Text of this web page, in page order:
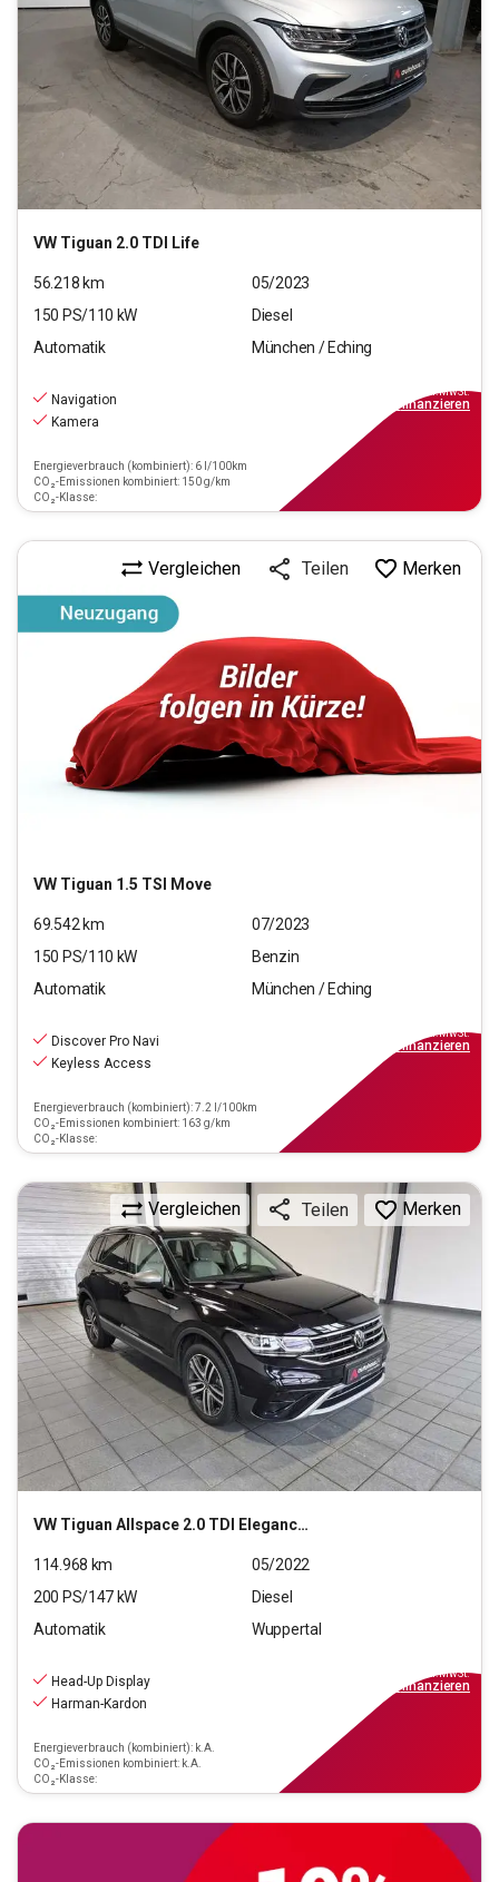
VW Tiguan 2.0 TDI Life
56.218 km
05/2023
150 PS/110 kW
Diesel
Automatik
München / Eching
Navigation
Kamera
Energieverbrauch (kombiniert): 6 l/100km
CO₂-Emissionen kombiniert: 150 g/km
CO₂-Klasse:
inkl.MwSt.
finanzieren
VW Tiguan 1.5 TSI Move
Vergleichen Teilen Merken
69.542 km
07/2023
150 PS/110 kW
Benzin
Automatik
München / Eching
Discover Pro Navi
Keyless Access
Energieverbrauch (kombiniert): 7.2 l/100km
CO₂-Emissionen kombiniert: 163 g/km
CO₂-Klasse:
inkl.MwSt.
finanzieren
VW Tiguan Allspace 2.0 TDI Elegance 4Motion (EURO 6d)
Vergleichen Teilen Merken
114.968 km
05/2022
200 PS/147 kW
Diesel
Automatik
Wuppertal
Head-Up Display
Harman-Kardon
Energieverbrauch (kombiniert): k.A.
CO₂-Emissionen kombiniert: k.A.
CO₂-Klasse:
inkl.MwSt.
finanzieren